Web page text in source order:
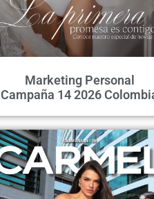
Marketing Personal
Campaña 14 2026